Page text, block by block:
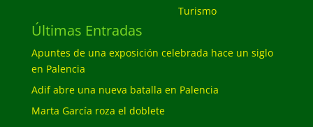
Turismo
Últimas Entradas
Apuntes de una exposición celebrada hace un siglo
en Palencia
Adif abre una nueva batalla en Palencia
Marta García roza el doblete